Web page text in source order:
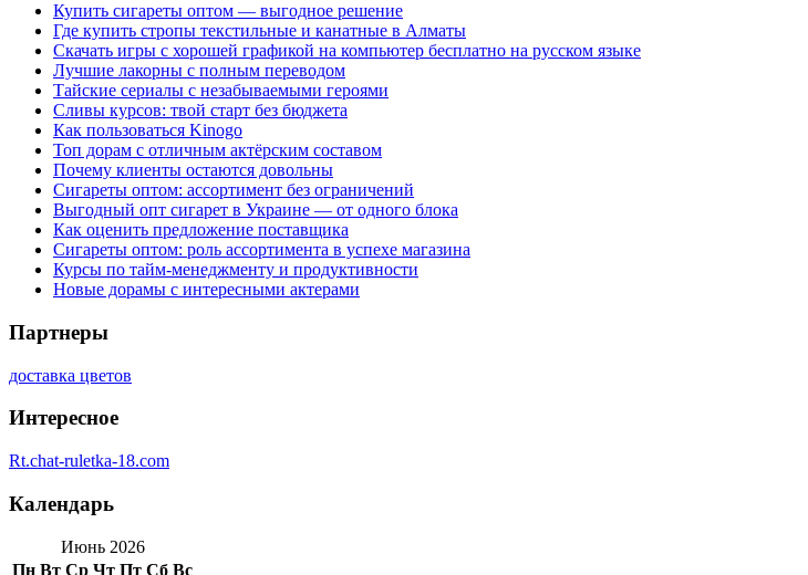
Купить сигареты оптом — выгодное решение
Где купить стропы текстильные и канатные в Алматы
Скачать игры с хорошей графикой на компьютер бесплатно на русском языке
Лучшие лакорны с полным переводом
Тайские сериалы с незабываемыми героями
Сливы курсов: твой старт без бюджета
Как пользоваться Kinogo
Топ дорам с отличным актёрским составом
Почему клиенты остаются довольны
Сигареты оптом: ассортимент без ограничений
Выгодный опт сигарет в Украине — от одного блока
Как оценить предложение поставщика
Сигареты оптом: роль ассортимента в успехе магазина
Курсы по тайм-менеджменту и продуктивности
Новые дорамы с интересными актерами
Партнеры
доставка цветов
Интересное
Rt.chat-ruletka-18.com
Календарь
Июнь 2026
Пн Вт Ср Чт Пт Сб Вс